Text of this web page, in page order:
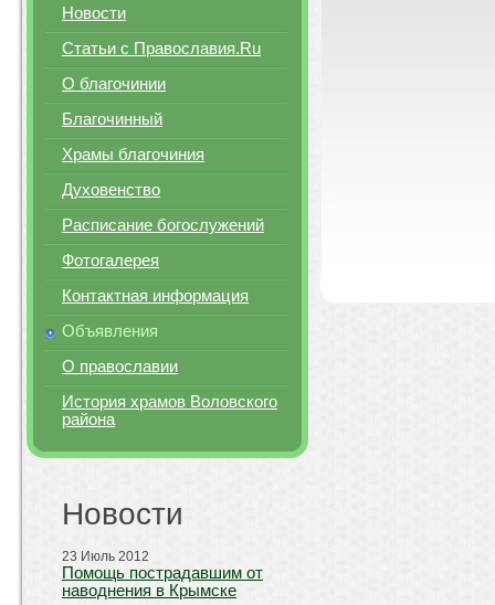
Новости
Статьи с Православия.Ru
О благочинии
Благочинный
Храмы благочиния
Духовенство
Расписание богослужений
Фотогалерея
Контактная информация
Объявления
О православии
История храмов Воловского
района
Новости
23 Июль 2012
Помощь пострадавшим от
наводнения в Крымске